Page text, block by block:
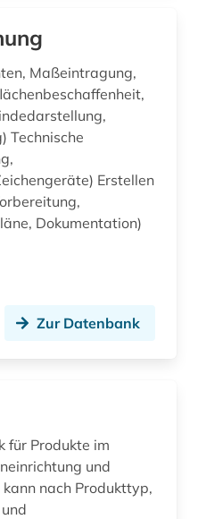
european patent office (1)
europäische gemeinschaft (1)
Maßeintragung,
Technische
Erstellen
Dokumentation)
Zur Datenbank
für Produkte im
und
nach Produkttyp,